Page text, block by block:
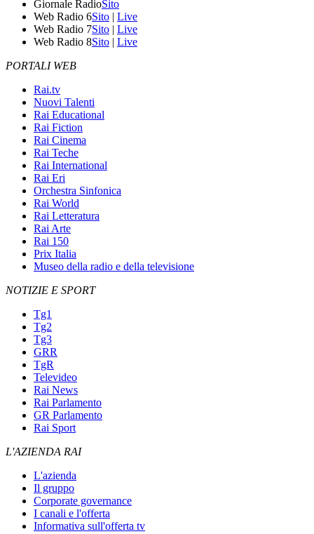
Giornale RadioSito
Web Radio 6Sito | Live
Web Radio 7Sito | Live
Web Radio 8Sito | Live
PORTALI WEB
Rai.tv
Nuovi Talenti
Rai Educational
Rai Fiction
Rai Cinema
Rai Teche
Rai International
Rai Eri
Orchestra Sinfonica
Rai World
Rai Letteratura
Rai Arte
Rai 150
Prix Italia
Museo della radio e della televisione
NOTIZIE E SPORT
Tg1
Tg2
Tg3
GRR
TgR
Televideo
Rai News
Rai Parlamento
GR Parlamento
Rai Sport
L'AZIENDA RAI
L'azienda
Il gruppo
Corporate governance
I canali e l'offerta
Informativa sull'offerta tv